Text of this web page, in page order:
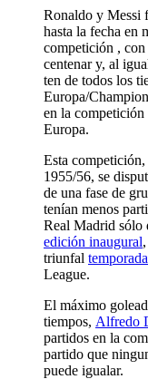
Ronaldo y Messi
hasta la fecha en
competición ,
centenar y, al
ten de todos los
Europa/
en la competición
Europa.
Esta
1955/56, se
de una fase de
tenían menos
Real Madrid sólo
edición inaugural
triunfal
League.
El máximo
tiempos, Alfredo
partidos en la
partido que
puede igualar.